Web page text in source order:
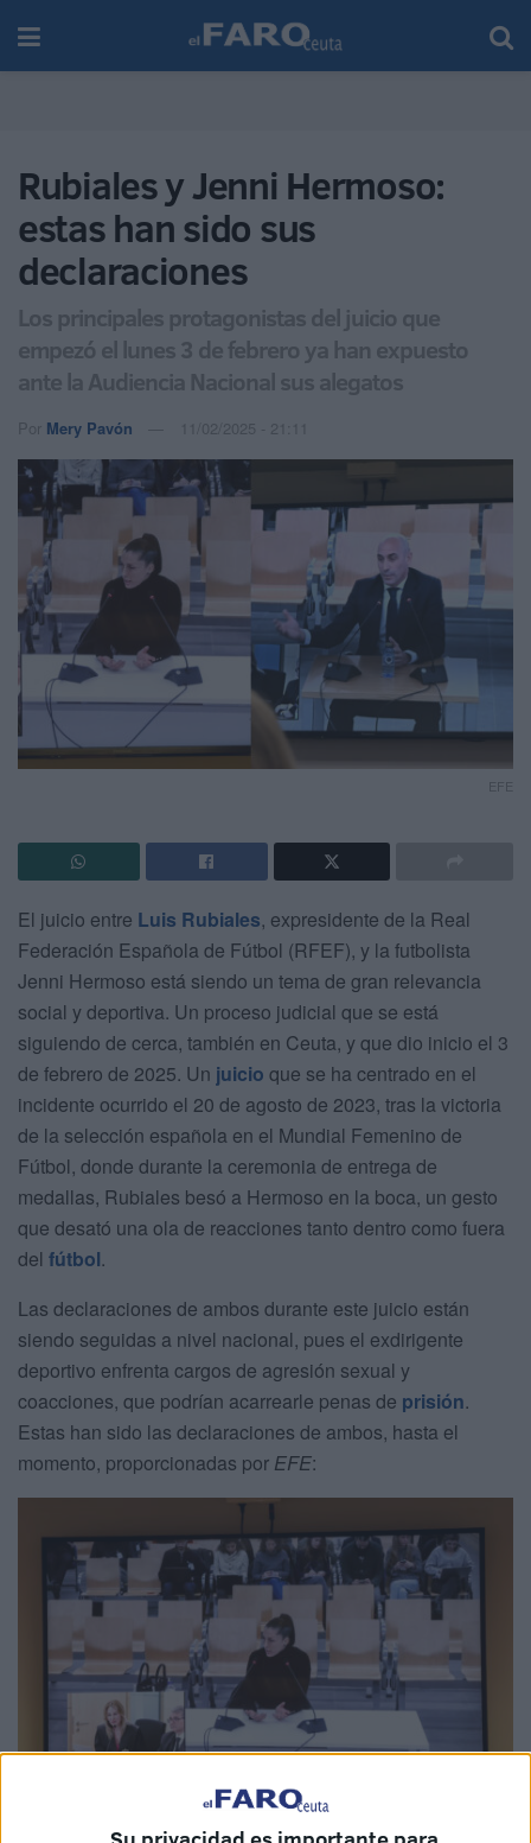
Rubiales y Jenni Hermoso:
estas han sido sus
declaraciones
Los principales protagonistas del juicio que
empezó el lunes 3 de febrero ya han expuesto
ante la Audiencia Nacional sus alegatos
Por Mery Pavón 11/02/2025 - 21:11
EFE
El juicio entre Luis Rubiales, expresidente de la Real
Federación Española de Fútbol (RFEF), y la futbolista
Jenni Hermoso está siendo un tema de gran relevancia
social y deportiva. Un proceso judicial que se está
siguiendo de cerca, también en Ceuta, y que dio inicio el 3
de febrero de 2025. Un juicio que se ha centrado en el
incidente ocurrido el 20 de agosto de 2023, tras la victoria
de la selección española en el Mundial Femenino de
Fútbol, donde durante la ceremonia de entrega de
medallas, Rubiales besó a Hermoso en la boca, un gesto
que desató una ola de reacciones tanto dentro como fuera
del fútbol.
Las declaraciones de ambos durante este juicio están
siendo seguidas a nivel nacional, pues el exdirigente
deportivo enfrenta cargos de agresión sexual y
coacciones, que podrían acarrearle penas de prisión.
Estas han sido las declaraciones de ambos, hasta el
momento, proporcionadas por EFE: